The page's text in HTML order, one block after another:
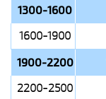
1300-1600
1600-1900
1900-2200
2200-2500